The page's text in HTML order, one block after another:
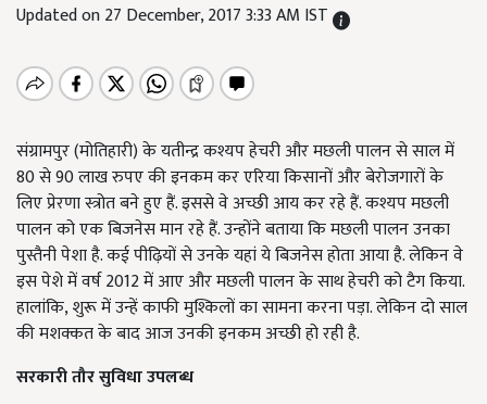
Updated on 27 December, 2017 3:33 AM IST
संग्रामपुर (मोतिहारी) के यतीन्द्र कश्यप हेचरी और मछली पालन से साल में
80 से 90 लाख रुपए की इनकम कर एरिया किसानों और बेरोजगारों के
लिए प्रेरणा स्त्रोत बने हुए हैं. इससे वे अच्छी आय कर रहे हैं. कश्यप मछली
पालन को एक बिजनेस मान रहे हैं. उन्होंने बताया कि मछली पालन उनका
पुस्तैनी पेशा है. कई पीढ़ियों से उनके यहां ये बिजनेस होता आया है. लेकिन वे
इस पेशे में वर्ष 2012 में आए और मछली पालन के साथ हेचरी को टैग किया.
हालांकि, शुरू में उन्हें काफी मुश्किलों का सामना करना पड़ा. लेकिन दो साल
की मशक्कत के बाद आज उनकी इनकम अच्छी हो रही है.
सरकारी तौर सुविधा उपलब्ध